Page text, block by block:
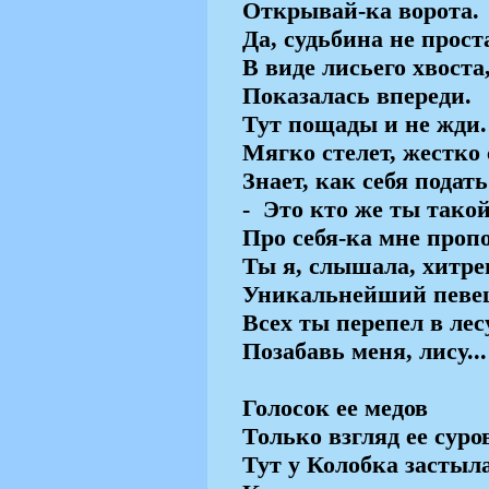
Открывай-ка ворота.
Да, судьбина не
В виде лисьего
Показалась впереди.
Тут пощады и не жди.
Мягко стелет, жестко
Знает, как себя
- Это кто же ты
Про себя-ка мне
Ты я, слышала,
Уникальнейший
Всех ты перепел в
Позабавь меня, лису...
Голосок ее медов
Только взгляд ее
Тут у Колобка